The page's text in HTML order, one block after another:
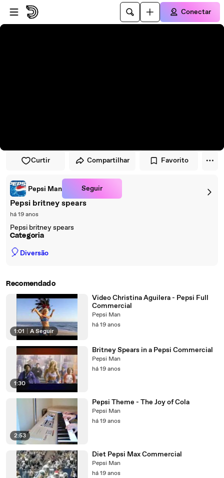
Pular para o player
Ir para o conteúdo principal
Conectar
Curtir Compartilhar Favorito
Pepsi Man Seguir
Pepsi britney spears
há 19 anos
Pepsi britney spears
Categoria
🎈 Diversão
Recomendado
1:01 A Seguir
Video Christina Aguilera - Pepsi Full
Commercial
Pepsi Man
há 19 anos
1:30
Britney Spears in a Pepsi Commercial
Pepsi Man
há 19 anos
2:53
Pepsi Theme - The Joy of Cola
Pepsi Man
há 19 anos
Diet Pepsi Max Commercial
Pepsi Man
há 19 anos